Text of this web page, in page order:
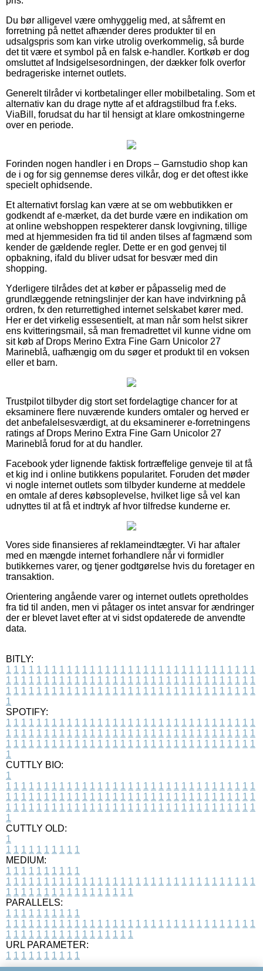
Du bør alligevel være omhyggelig med, at såfremt en
forretning på nettet afhænder deres produkter til en
udsalgspris som kan virke utrolig overkommelig, så burde
det tit være et symbol på en falsk e-handler. Kortkøb er dog
omsluttet af Indsigelsesordningen, der dækker folk overfor
bedrageriske internet outlets.
Generelt tilråder vi kortbetalinger eller mobilbetaling. Som et
alternativ kan du drage nytte af et afdragstilbud fra f.eks.
ViaBill, forudsat du har til hensigt at klare omkostningerne
over en periode.
Forinden nogen handler i en Drops – Garnstudio shop kan
de i og for sig gennemse deres vilkår, dog er det oftest ikke
specielt ophidsende.
Et alternativt forslag kan være at se om webbutikken er
godkendt af e-mærket, da det burde være en indikation om
at online webshoppen respekterer dansk lovgivning, tillige
med at hjemmesiden fra tid til anden tilses af fagmænd som
kender de gældende regler. Dette er en god genvej til
opbakning, ifald du bliver udsat for besvær med din
shopping.
Yderligere tilrådes det at køber er påpasselig med de
grundlæggende retningslinjer der kan have indvirkning på
ordren, fx den returrettighed internet selskabet kører med.
Her er det virkelig essesentielt, at man når som helst sikrer
ens kvitteringsmail, så man fremadrettet vil kunne vidne om
sit køb af Drops Merino Extra Fine Garn Unicolor 27
Marineblå, uafhængig om du søger et produkt til en voksen
eller et barn.
Trustpilot tilbyder dig stort set fordelagtige chancer for at
eksaminere flere nuværende kunders omtaler og herved er
det anbefalelsesværdigt, at du eksaminerer e-forretningens
ratings af Drops Merino Extra Fine Garn Unicolor 27
Marineblå forud for at du handler.
Facebook yder lignende faktisk fortræffelige genveje til at få
et kig ind i online butikkens popularitet. Foruden det møder
vi nogle internet outlets som tilbyder kunderne at meddele
en omtale af deres købsoplevelse, hvilket lige så vel kan
udnyttes til at få et indtryk af hvor tilfredse kunderne er.
Vores side finansieres af reklameindtægter. Vi har aftaler
med en mængde internet forhandlere når vi formidler
butikkernes varer, og tjener godtgørelse hvis du foretager en
transaktion.
Orientering angående varer og internet outlets opretholdes
fra tid til anden, men vi påtager os intet ansvar for ændringer
der er blevet lavet efter at vi sidst opdaterede de anvendte
data.
BITLY:
1 1 1 1 1 1 1 1 1 1 1 1 1 1 1 1 1 1 1 1 1 1 1 1 1 1 1 1 1 1 1 1 1
1 1 1 1 1 1 1 1 1 1 1 1 1 1 1 1 1 1 1 1 1 1 1 1 1 1 1 1 1 1 1 1 1
1 1 1 1 1 1 1 1 1 1 1 1 1 1 1 1 1 1 1 1 1 1 1 1 1 1 1 1 1 1 1 1 1
1
SPOTIFY:
1 1 1 1 1 1 1 1 1 1 1 1 1 1 1 1 1 1 1 1 1 1 1 1 1 1 1 1 1 1 1 1 1
1 1 1 1 1 1 1 1 1 1 1 1 1 1 1 1 1 1 1 1 1 1 1 1 1 1 1 1 1 1 1 1 1
1 1 1 1 1 1 1 1 1 1 1 1 1 1 1 1 1 1 1 1 1 1 1 1 1 1 1 1 1 1 1 1 1
1
CUTTLY BIO:
1
1 1 1 1 1 1 1 1 1 1 1 1 1 1 1 1 1 1 1 1 1 1 1 1 1 1 1 1 1 1 1 1 1
1 1 1 1 1 1 1 1 1 1 1 1 1 1 1 1 1 1 1 1 1 1 1 1 1 1 1 1 1 1 1 1 1
1 1 1 1 1 1 1 1 1 1 1 1 1 1 1 1 1 1 1 1 1 1 1 1 1 1 1 1 1 1 1 1 1
1
CUTTLY OLD:
1
1 1 1 1 1 1 1 1 1 1
MEDIUM:
1 1 1 1 1 1 1 1 1 1
1 1 1 1 1 1 1 1 1 1 1 1 1 1 1 1 1 1 1 1 1 1 1 1 1 1 1 1 1 1 1 1 1
1 1 1 1 1 1 1 1 1 1 1 1 1 1 1 1 1
PARALLELS:
1 1 1 1 1 1 1 1 1 1
1 1 1 1 1 1 1 1 1 1 1 1 1 1 1 1 1 1 1 1 1 1 1 1 1 1 1 1 1 1 1 1 1
1 1 1 1 1 1 1 1 1 1 1 1 1 1 1 1 1
URL PARAMETER:
1 1 1 1 1 1 1 1 1 1